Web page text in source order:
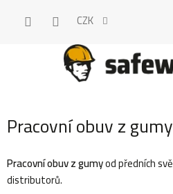
CZK
Pracovní obuv z gumy
Pracovní obuv z gumyod předních
distributorů.